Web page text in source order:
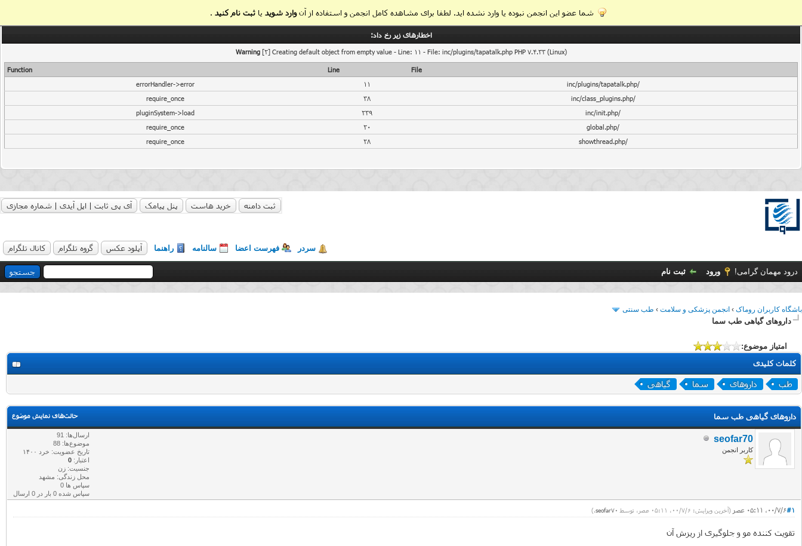
شما عضو این انجمن نبوده یا وارد نشده اید. لطفا برای مشاهده کامل انجمن و استفاده از آنوارد شوید یاثبت نام کنید .
اخطار‌های زیر رخ داد:
Warning[2] Creating default object from empty value - Line: 11 - File: inc/plugins/tapatalk.php PHP 7.4.33 (Linux)
File
Line
Function
/inc/plugins/tapatalk.php
11
errorHandler->error
/inc/class_plugins.php
38
require_once
/inc/init.php
239
pluginSystem->load
/global.php
20
require_once
/showthread.php
28
require_once
ثبت دامنه خرید هاست پنل پیامک آی پی ثابت | اپل آیدی | شماره مجازی
سردر فهرست اعضا سالنامه راهنما آپلود عکس گروه تلگرام کانال تلگرام
درود مهمان گرامی! ورود ثبت نام
باشگاه کاربران روماک › انجمن پزشکی و سلامت › طب سنتی
داروهای گیاهی طب سما
امتیاز موضوع:
کلمات کلیدی
طب داروهای سما گیاهی
حالت‌های نمایش موضوع داروهای گیاهی طب سما
seofar70
کاربر انجمن
ارسال‌ها: 91
موضوع‌ها: 88
تاریخ عضویت: خرد ۱۴۰۰
اعتبار: 0
جنسیت: زن
محل زندگی: مشهد
سپاس ها 0
سپاس شده 0 بار در 0 ارسال
#1۰۰/۷/۶، ۰۵:۱۱ عصر (آخرین ویرایش: ۰۰/۷/۶، ۰۵:۱۱ عصر، توسط seofar70
.)
تقویت کننده مو و جلوگیری از ریزش آن